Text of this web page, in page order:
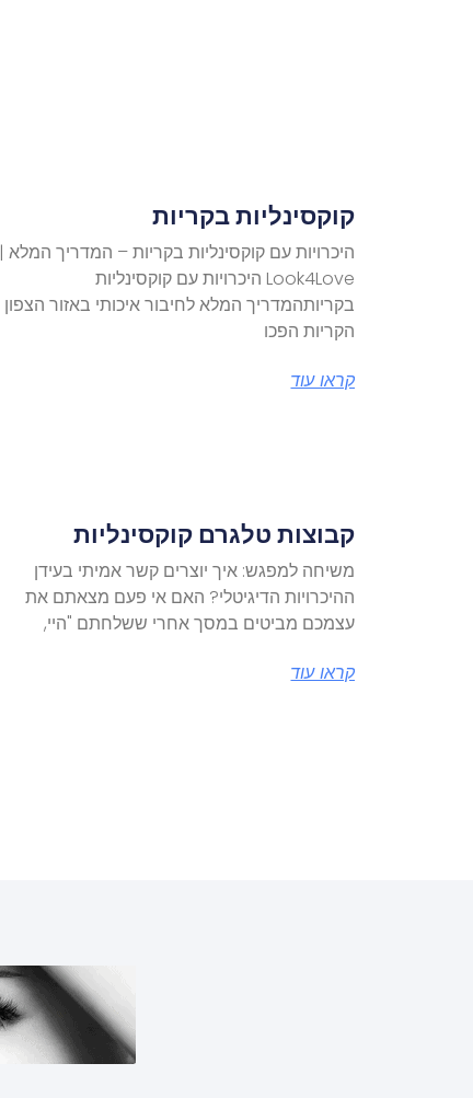
קוקסינליות בקריות
היכרויות עם קוקסינליות בקריות – המדריך המלא |
Look4Love היכרויות עם קוקסינליות
בקריותהמדריך המלא לחיבור איכותי באזור הצפון
הקריות הפכו
קראו עוד
קבוצות טלגרם קוקסינליות
משיחה למפגש: איך יוצרים קשר אמיתי בעידן
ההיכרויות הדיגיטלי? האם אי פעם מצאתם את
עצמכם מביטים במסך אחרי ששלחתם "היי,
קראו עוד